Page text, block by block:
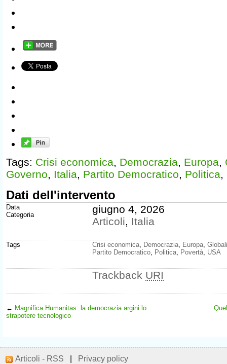
Tags: Crisi economica Democrazia Europa
Governo
Italia Partito Democratico Politica
Dati dell'intervento
Data
Categoria
giugno 4, 2026
Articoli
Italia
Tags Crisi economica Democrazia Europa
Partito Democratico Politica Povertà USA
Trackback URI
← Magnifica Humanitas: la democrazia argini lo
strapotere tecnologico
Articoli - RSS Privacy policy